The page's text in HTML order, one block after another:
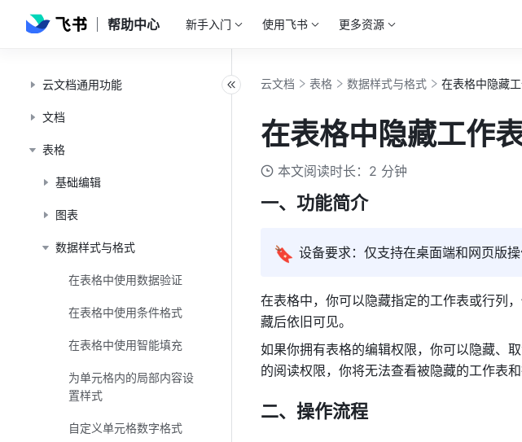
帮助中心 新手入门 使用飞书 更多资源
云文档通用功能
文档
表格
基础编辑
图表
数据样式与格式
在表格中使用数据验证
在表格中使用条件格式
在表格中使用智能填充
为单元格内的局部内容设
置样式
自定义单元格数字格式
云文档 表格 数据样式与格式 在表格中隐藏
在表格中隐藏工作
本文阅读时长：2 分钟
一、功能简介
🔖 设备要求：仅支持在桌面端和网页版操
在表格中，你可以隐藏指定的工作表或行列
藏后依旧可见。
如果你拥有表格的编辑权限，你可以隐藏、
的阅读权限，你将无法查看被隐藏的工作表和
二、操作流程